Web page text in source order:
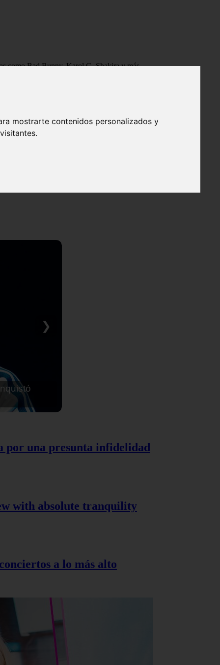
mostrarte contenidos personalizados y
como Bad Bunny, Karol G, Shakira y más.
❯
por una presunta infidelidad
with absolute tranquility
a lo más alto